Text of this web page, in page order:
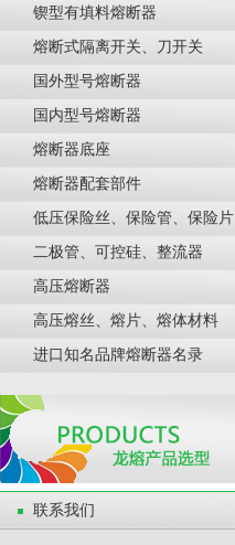
锲型有填料熔断器
熔断式隔离开关、刀开关
国外型号熔断器
国内型号熔断器
熔断器底座
熔断器配套部件
低压保险丝、保险管、保险片
二极管、可控硅、整流器
高压熔断器
高压熔丝、熔片、熔体材料
进口知名品牌熔断器名录
联系我们